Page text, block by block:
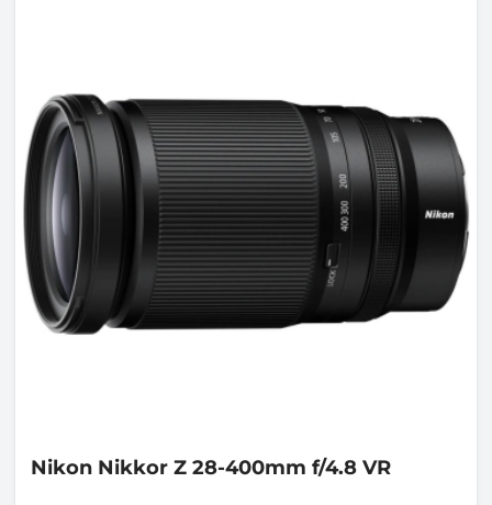
Nikon Nikkor Z 28-400mm f/4.8 VR